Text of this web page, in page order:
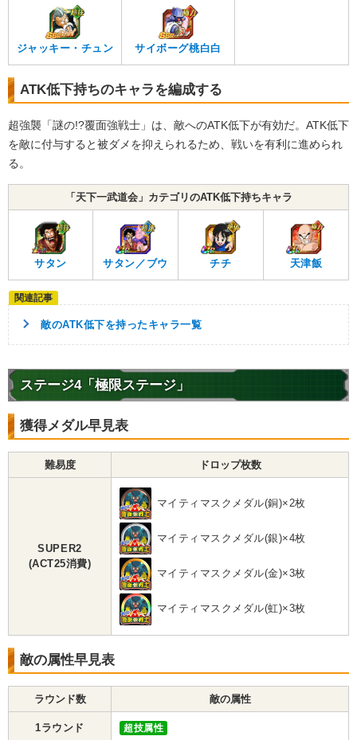
ジャッキー・チュン サイボーグ桃白白
ATK低下持ちのキャラを編成する
超強襲「謎の!?覆面強戦士」は、敵へのATK低下が有効だ。ATK低下
を敵に付与すると被ダメを抑えられるため、戦いを有利に進められ
る。
「天下一武道会」カテゴリのATK低下持ちキャラ
サタン サタン／ブウ チチ 天津飯
敵のATK低下を持ったキャラ一覧
ステージ4「極限ステージ」
獲得メダル早見表
難易度 ドロップ枚数
SUPER2
(ACT25消費)
マイティマスクメダル(銅)×2枚
マイティマスクメダル(銀)×4枚
マイティマスクメダル(金)×3枚
マイティマスクメダル(虹)×3枚
敵の属性早見表
ラウンド数 敵の属性
1ラウンド 超技属性